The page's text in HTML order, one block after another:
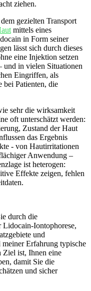
⁢ziehen.
gezielten Transport
mittels⁣ eines
in Form seiner
lässt sich durch dieses⁣
eine Injektion setzen
und ⁤in vielen Situationen
Eingriffen, ‍als
bei⁤ Patienten, die
sehr die wirksamkeit
oft unterschätzt werden:
Zustand der Haut
das Ergebnis
​- von ⁢Hautirritationen
Anwendung –
ist heterogen:
Effekte zeigen, fehlen
durch die
und
Erfahrung ⁣typische
ist, Ihnen ⁢eine
damit ⁣Sie die
und⁤ sicher